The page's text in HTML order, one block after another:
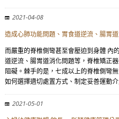
2021-04-08
造成心肺功能問題、胃食道逆流、腸胃
而嚴重的脊椎側彎甚至會壓迫到身體 內
道逆流、腸胃道消化問題等，脊椎矯正
阻礙。棘手的是，七成以上的脊椎側彎
如何選擇適切處置方式、制定妥善運動
2021-05-01